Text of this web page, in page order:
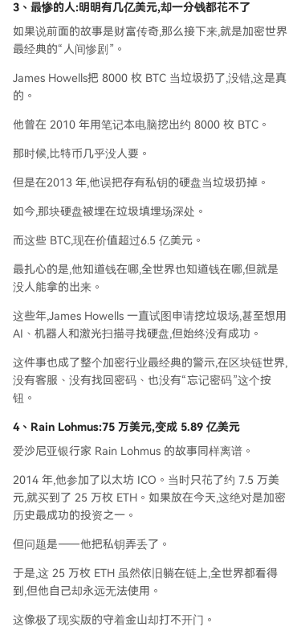
3、 最惨的人:明明有几亿美元,却一分钱都花不了
如果说前面的故事是财富传奇,那么接下来,就是加密世界
最经典的“人间惨剧”。
James Howells把 8000 枚 BTC 当垃圾扔了,没错,这是真
的。
他曾在 2010 年用笔记本电脑挖出约 8000 枚 BTC。
那时候,比特币几乎没人要。
但是在2013 年,他误把存有私钥的硬盘当垃圾扔掉。
如今,那块硬盘被埋在垃圾填埋场深处。
而这些 BTC,现在价值超过6.5 亿美元。
最扎心的是,他知道钱在哪,全世界也知道钱在哪,但就是
没人能拿的出来。
这些年,James Howells 一直试图申请挖垃圾场,甚至想用
AI、机器人和激光扫描寻找硬盘,但始终没有成功。
这件事也成了整个加密行业最经典的警示,在区块链世界,
没有客服、没有找回密码、也没有“忘记密码”这个按
钮。
4、 Rain Lohmus:75 万美元,变成 5.89 亿美元
爱沙尼亚银行家 Rain Lohmus 的故事同样离谱。
2014 年,他参加了以太坊 ICO。当时只花了约 7.5 万美
元,就买到了 25 万枚 ETH。如果放在今天,这绝对是加密
历史最成功的投资之一。
但问题是——他把私钥弄丢了。
于是,这 25 万枚 ETH 虽然依旧躺在链上,全世界都看得
到,但他自己却永远无法使用。
这像极了现实版的守着金山却打不开门。